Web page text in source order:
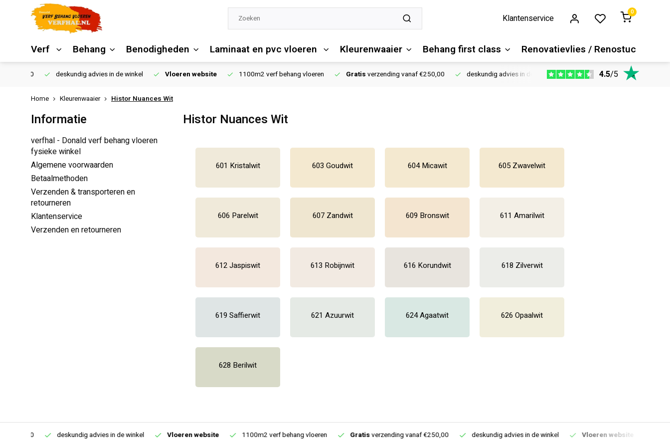
Klantenservice
0
Verf Behang Benodigheden Laminaat en pvc vloeren Kleurenwaaier Behang first class Renovatievlies / Renostuc
deskundig advies in de winkel Vloeren website 1100m2 verf behang vloeren Gratisverzending vanaf €250,00 deskundig advies in de winkel Vloeren website 1100m2
4.5/5
Home Kleurenwaaier Histor Nuances Wit
Informatie
verfhal - Donald verf behang vloeren
fysieke winkel
Algemene voorwaarden
Betaalmethoden
Verzenden & transporteren en
retourneren
Klantenservice
Verzenden en retourneren
Histor Nuances Wit
601 Kristalwit 603 Goudwit 604 Micawit 605 Zwavelwit
606 Parelwit 607 Zandwit 609 Bronswit 611 Amarilwit
612 Jaspiswit 613 Robijnwit 616 Korundwit 618 Zilverwit
619 Saffierwit 621 Azuurwit 624 Agaatwit 626 Opaalwit
628 Berilwit
deskundig advies in de winkel Vloeren website 1100m2 verf behang vloeren Gratisverzending vanaf €250,00 deskundig advies in de winkel Vloeren website